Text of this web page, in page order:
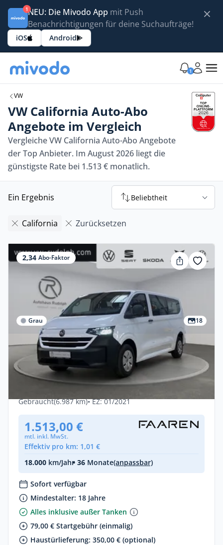
1NEU: Die Mivodo App mit Push
Benachrichtigungen für deine Suchaufträge!
iOS Android
1
VW
VW California Auto-Abo
Angebote im Vergleich
Vergleiche VW California Auto-Abo Angebote
der Top Anbieter. Im August 2026 liegt die
günstigste Rate bei 1.513 € monatlich.
Ein Ergebnis Beliebtheit
California Zurücksetzen
2,34 Abo-Faktor
Grau 18
Privat & Gewerbe
Volkswagen Crafter California 600 2.0 TDI
/ LED Navi
Gebraucht(6.987 km)• EZ: 01/2021
1.513,00 €
mtl. inkl. MwSt.
Effektiv pro km: 1,01 €
18.000 km/Jahr• 36 Monate(anpassbar)
Sofort verfügbar
Mindestalter: 18 Jahre
Alles inklusive außer Tanken
79,00 € Startgebühr (einmalig)
Haustürlieferung: 350,00 € (optional)